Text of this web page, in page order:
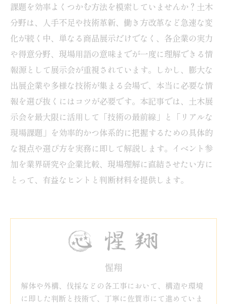
課題を効率よくつかむ方法を模索していませんか？土木
分野は、人手不足や技術革新、働き方改革など急速な変
化が続く中、単なる商品展示だけでなく、各企業の実力
や得意分野、現場用語の意味までが一度に理解できる情
報源として展示会が重視されています。しかし、膨大な
出展企業や多様な技術が集まる会場で、本当に必要な情
報を選び抜くにはコツが必要です。本記事では、土木展
示会を最大限に活用して「技術の最前線」と「リアルな
現場課題」を効率的かつ体系的に把握するための具体的
な視点や選び方を実務に即して解説します。イベント参
加を業界研究や企業比較、現場理解に直結させたい方に
とって、有益なヒントと判断材料を提供します。
惺翔
解体や外構、伐採などの各工事において、構造や環境
に即した判断と技術で、丁寧に佐賀市にて進めていま